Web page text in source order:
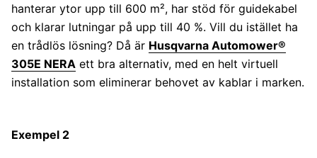
hanterar ytor upp till 600 m², har stöd för guidekabel
och klarar lutningar på upp till 40 %. Vill du istället ha
en trådlös lösning? Då är Husqvarna Automower®
305E NERA ett bra alternativ, med en helt virtuell
installation som eliminerar behovet av kablar i marken.
Exempel 2